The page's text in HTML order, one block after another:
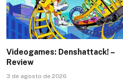
Videogames: Denshattack! –
Review
3 de agosto de 2026